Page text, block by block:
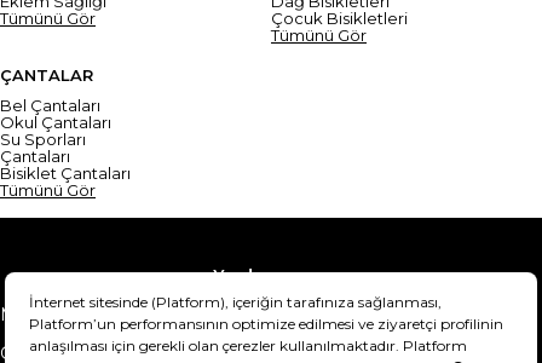
Tümünü Gör
Çocuk Bisikletleri
Tümünü Gör
ÇANTALAR
Bel Çantaları
Okul Çantaları
Su Sporları
Çantaları
Bisiklet Çantaları
Tümünü Gör
Yardım
Mesafeli Satış Sözleşmesi
Teslimat Bilgisi
Gizlilik Sözleşmesi
Şartlar & Koşullar